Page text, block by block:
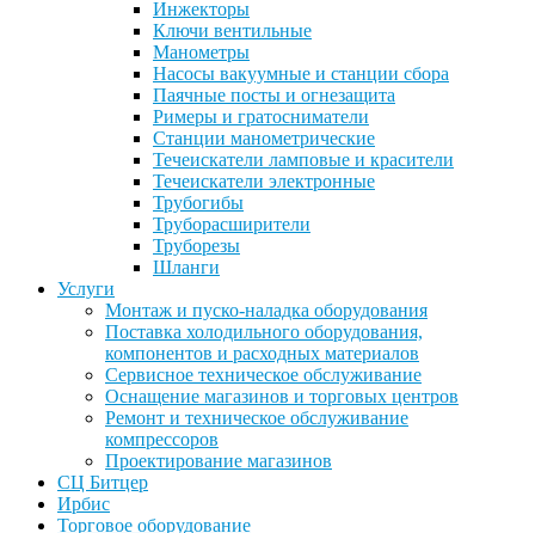
Инжекторы
Ключи вентильные
Манометры
Насосы вакуумные и станции сбора
Паячные посты и огнезащита
Римеры и гратосниматели
Станции манометрические
Течеискатели ламповые и красители
Течеискатели электронные
Трубогибы
Труборасширители
Труборезы
Шланги
Услуги
Монтаж и пуско-наладка оборудования
Поставка холодильного оборудования,
компонентов и расходных материалов
Сервисное техническое обслуживание
Оснащение магазинов и торговых центров
Ремонт и техническое обслуживание
компрессоров
Проектирование магазинов
СЦ Битцер
Ирбис
Торговое оборудование